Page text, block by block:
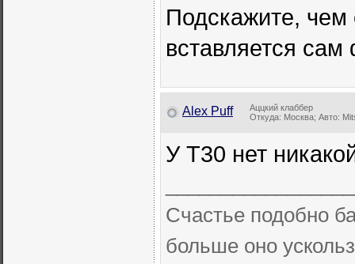
Подскажите, чем
вставляется
Alex Puff
Аццкий клаббер
Откуда: Москва; Авто:
У Т30 нет
Счастье подобно
больше оно